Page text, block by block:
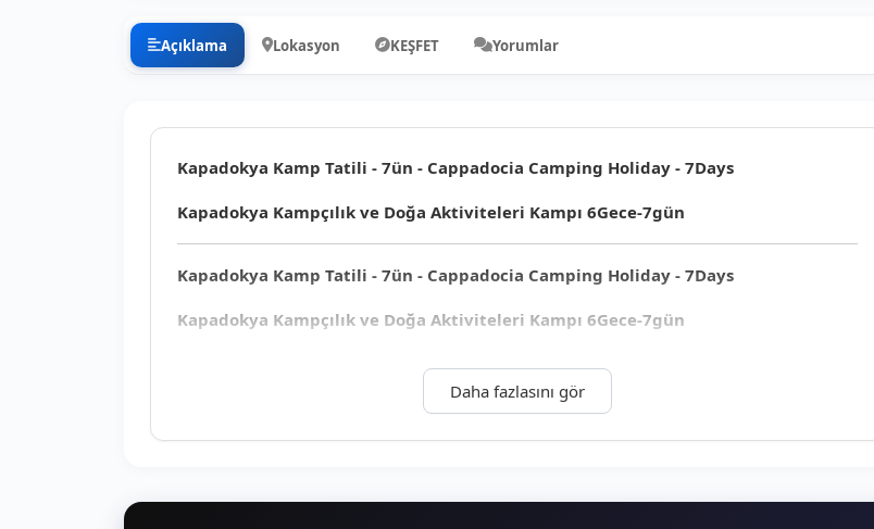
Açıklama Lokasyon KEŞFET Yorumlar
Kapadokya Kamp Tatili - 7ün - Cappadocia Camping Holiday - 7Days
Kapadokya Kampçılık ve Doğa Aktiviteleri Kampı 6Gece-7gün
Kapadokya Kamp Tatili - 7ün - Cappadocia Camping Holiday - 7Days
Kapadokya Kampçılık ve Doğa Aktiviteleri Kampı 6Gece-7gün
Daha fazlasını gör